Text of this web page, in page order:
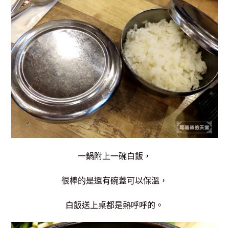
一鍋附上一碗白飯，
很棒的是還有碗蓋可以保溫，
白飯送上桌都是熱呼呼的。